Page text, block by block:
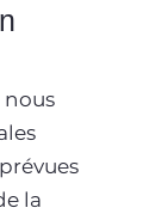
nous
la